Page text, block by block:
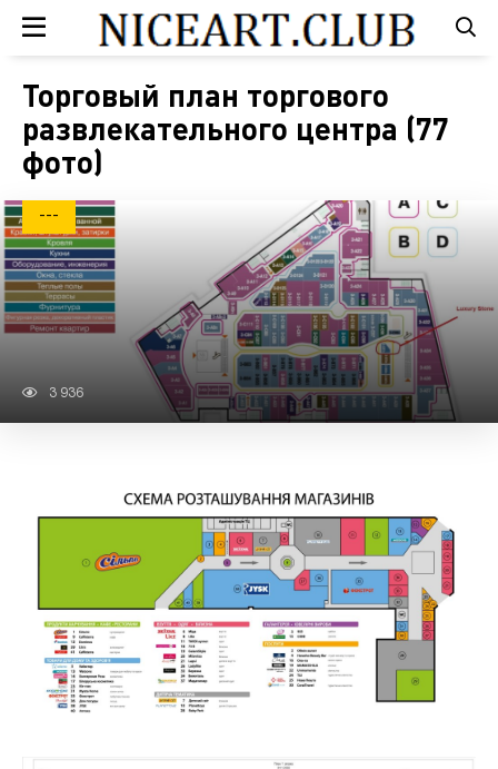
Торговый план торгового
развлекательного центра (77
фото)
---
3 936